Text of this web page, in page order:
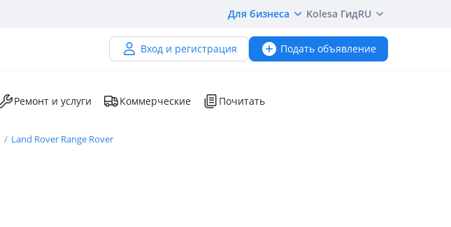
Для бизнеса Kolesa ГидRU
Вход и регистрация Подать объявление
Ремонт и услуги Коммерческие Почитать
Land Rover Range Rover